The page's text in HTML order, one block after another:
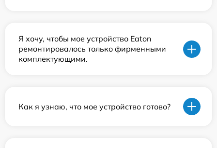
Я хочу, чтобы мое устройство Eaton
ремонтировалось только фирменными
комплектующими.
Как я узнаю, что мое устройство готово?